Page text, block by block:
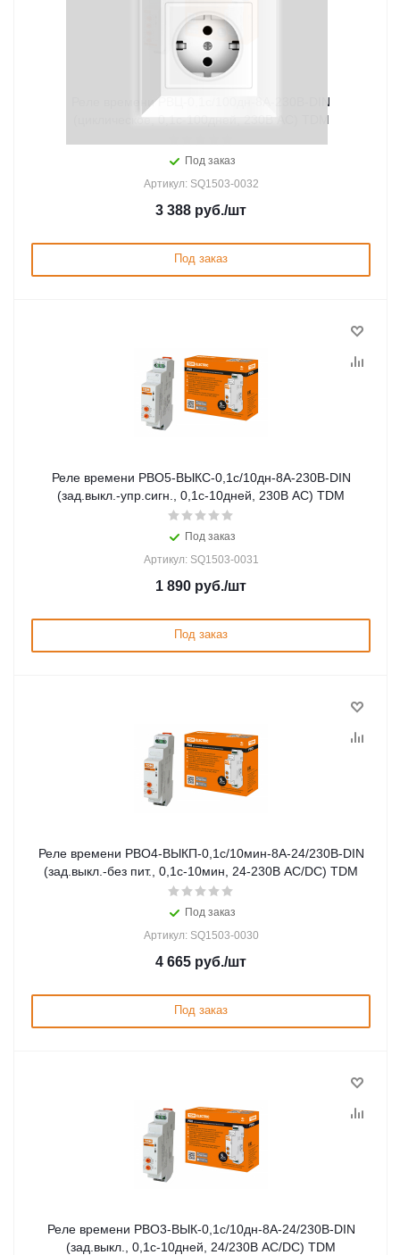
Реле времени РВЦ-0,1с/100дн-8А-230В-DIN
(циклическое, 0,1с-100дней, 230В AC) TDM
Под заказ
Артикул: SQ1503-0032
3 388 руб./шт
Под заказ
Реле времени РВО5-ВЫКС-0,1с/10дн-8А-230В-DIN
(зад.выкл.-упр.сигн., 0,1с-10дней, 230В AC) TDM
Под заказ
Артикул: SQ1503-0031
1 890 руб./шт
Под заказ
Реле времени РВО4-ВЫКП-0,1с/10мин-8А-24/230В-DIN
(зад.выкл.-без пит., 0,1с-10мин, 24-230В AC/DC) TDM
Под заказ
Артикул: SQ1503-0030
4 665 руб./шт
Под заказ
Реле времени РВО3-ВЫК-0,1с/10дн-8А-24/230В-DIN
(зад.выкл., 0,1с-10дней, 24/230В AC/DC) TDM